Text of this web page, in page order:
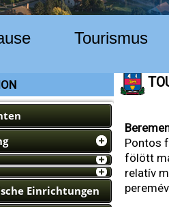
Tourismus
Einrichtungen
Pontos
fölött
relatív